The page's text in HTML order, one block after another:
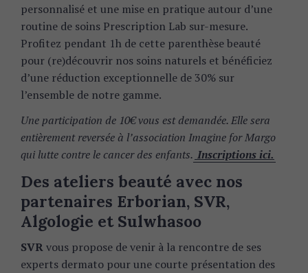
personnalisé et une mise en pratique autour d’une
routine de soins Prescription Lab sur-mesure.
Profitez pendant 1h de cette parenthèse beauté
pour (re)découvrir nos soins naturels et bénéficiez
d’une réduction exceptionnelle de 30% sur
l’ensemble de notre gamme.
Une participation de 10€ vous est demandée. Elle sera
entièrement reversée à l’association Imagine for Margo
qui lutte contre le cancer des enfants. Inscriptions ici.
Des ateliers beauté avec nos
partenaires Erborian, SVR,
Algologie et Sulwhasoo
SVRvous propose de venir à la rencontre de ses
experts dermato pour une courte présentation des